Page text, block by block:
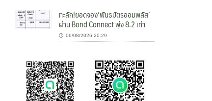
ทะลัก!ยอดจอง’พันธบัตรออมพลัส’
ผ่าน Bond Connect พุ่ง 8.2 เท่า
06/08/2026 20:29